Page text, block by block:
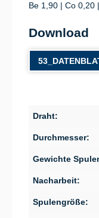
Be 1,90 | Co 0,20
Download
Draht:
Durchmesser:
Gewichte
Nacharbeit:
Spulengröße: